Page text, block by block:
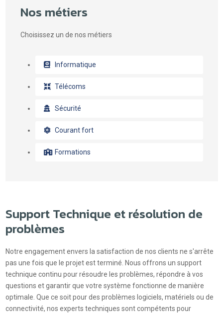
Nos métiers
Choisissez un de nos métiers
Informatique
Télécoms
Sécurité
Courant fort
Formations
Support Technique et résolution de
problèmes
Notre engagement envers la satisfaction de nos clients ne s'arrête
pas une fois que le projet est terminé. Nous offrons un support
technique continu pour résoudre les problèmes, répondre à vos
questions et garantir que votre système fonctionne de manière
optimale. Que ce soit pour des problèmes logiciels, matériels ou de
connectivité, nos experts techniques sont compétents pour